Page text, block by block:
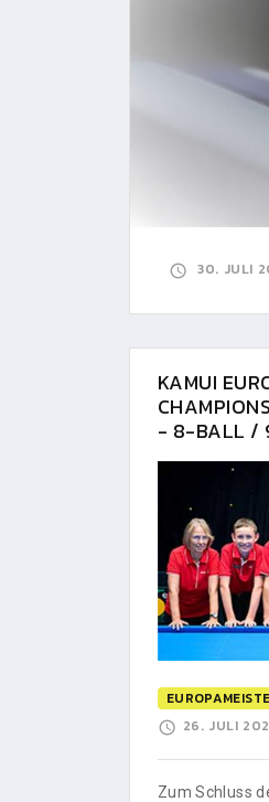
30. JULI
KAMUI
- 8-BALL /
26. JULI
Zum Schluss